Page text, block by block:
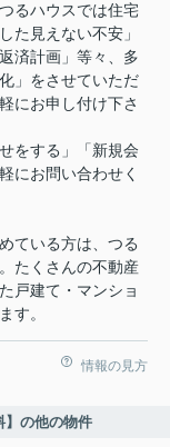
るハウスでは住宅
た見えない不安」
済計画」等々、多
」をさせていただ
にお申し付け下さ
をする」「新規会
にお問い合わせく
ている方は、つる
たくさんの不動産
戸建て・マンショ
す。
情報の見方
】の他の物件